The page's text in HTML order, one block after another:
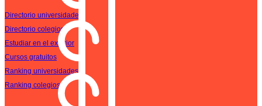
Directorio universidades
Directorio colegios
Estudiar en el exterior
Cursos gratuitos
Ranking universidades
Ranking colegios